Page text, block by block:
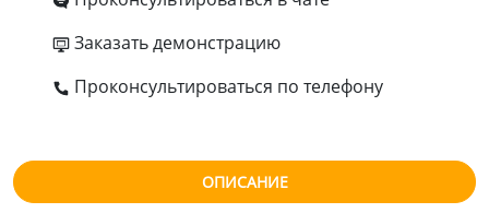
Заказать демонстрацию
Проконсультироваться по телефону
ОПИСАНИЕ